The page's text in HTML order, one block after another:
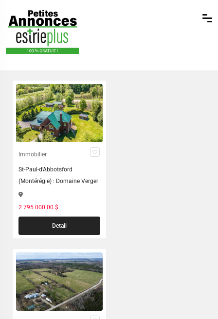
Immobilier
St-Paul-d’Abbotsford
(Montérégie) : Domaine Verger
2 795 000.00 $
Detail